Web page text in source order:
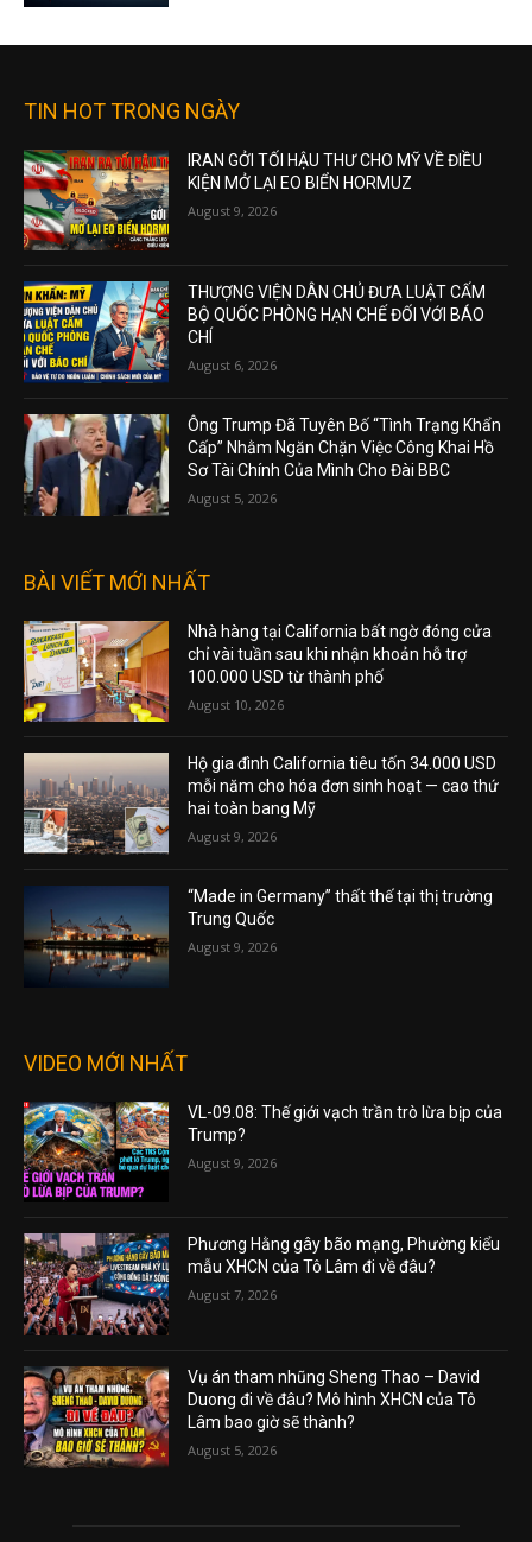
TIN HOT TRONG NGÀY
IRAN GỞI TỐI HẬU THƯ CHO MỸ VỀ ĐIỀU
KIỆN MỞ LẠI EO BIỂN HORMUZ
August 9, 2026
THƯỢNG VIỆN DÂN CHỦ ĐƯA LUẬT CẤM
BỘ QUỐC PHÒNG HẠN CHẾ ĐỐI VỚI BÁO
CHÍ
August 6, 2026
Ông Trump Đã Tuyên Bố “Tình Trạng Khẩn
Cấp” Nhằm Ngăn Chặn Việc Công Khai Hồ
Sơ Tài Chính Của Mình Cho Đài BBC
August 5, 2026
BÀI VIẾT MỚI NHẤT
Nhà hàng tại California bất ngờ đóng cửa
chỉ vài tuần sau khi nhận khoản hỗ trợ
100.000 USD từ thành phố
August 10, 2026
Hộ gia đình California tiêu tốn 34.000 USD
mỗi năm cho hóa đơn sinh hoạt — cao thứ
hai toàn bang Mỹ
August 9, 2026
“Made in Germany” thất thế tại thị trường
Trung Quốc
August 9, 2026
VIDEO MỚI NHẤT
VL-09.08: Thế giới vạch trần trò lừa bịp của
Trump?
August 9, 2026
Phương Hằng gây bão mạng, Phường kiểu
mẫu XHCN của Tô Lâm đi về đâu?
August 7, 2026
Vụ án tham nhũng Sheng Thao – David
Duong đi về đâu? Mô hình XHCN của Tô
Lâm bao giờ sẽ thành?
August 5, 2026